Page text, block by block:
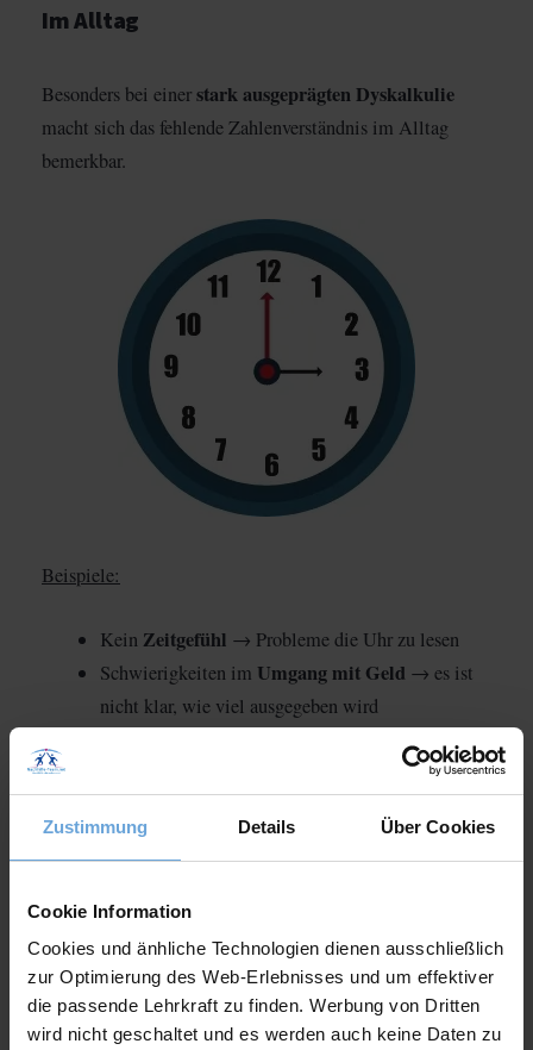
Zustimmung Details Über Cookies
Cookie Information
Cookies und änhliche Technologien dienen ausschließlich
zur Optimierung des Web-Erlebnisses und um effektiver
die passende Lehrkraft zu finden. Werbung von Dritten
wird nicht geschaltet und es werden auch keine Daten zu
Im Alltag
Besonders bei einerstark ausgeprägten Dyskalkulie
macht sich das fehlende Zahlenverständnis im Alltag
bemerkbar.
Beispiele:
Kein Zeitgefühl → Probleme die Uhr zu lesen
Schwierigkeiten im Umgang mit Geld → es ist
nicht klar, wie viel ausgegeben wird
Postleitzahlen, Hausnummern, Stockwerke
Dyskalkulie gilt als
starke Beeinträchtigung beim
Rechnen. Für die offizielle Diagnose müssen4 Punkte
erfüllt sein: